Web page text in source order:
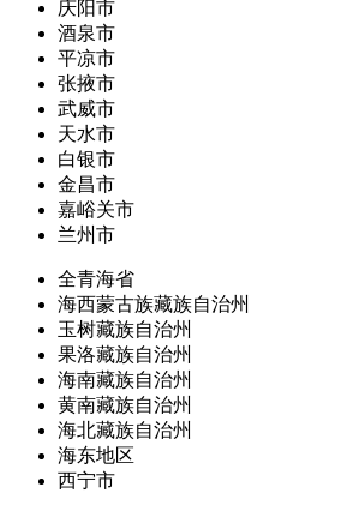
庆阳市
酒泉市
平凉市
张掖市
武威市
天水市
白银市
金昌市
嘉峪关市
兰州市
全青海省
海西蒙古族藏族自治州
玉树藏族自治州
果洛藏族自治州
海南藏族自治州
黄南藏族自治州
海北藏族自治州
海东地区
西宁市